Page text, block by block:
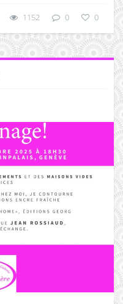
1152 0 0